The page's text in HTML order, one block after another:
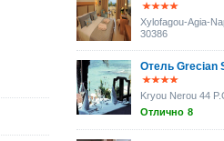
Xylofagou-Agia-
30386
Отель Grecian
Kryou Nerou 44
Отлично 8